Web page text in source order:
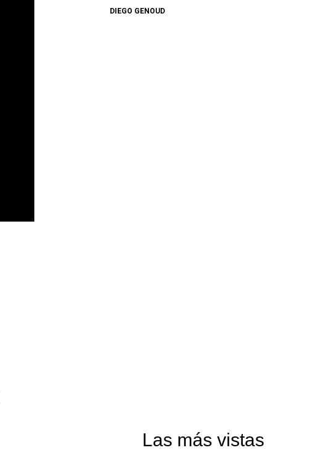
DIEGO GENOUD
Las más vistas